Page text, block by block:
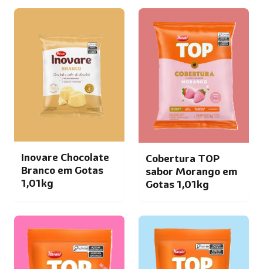
Inovare Chocolate
Branco em Gotas
1,01kg
Cobertura TOP
sabor Morango em
Gotas 1,01kg